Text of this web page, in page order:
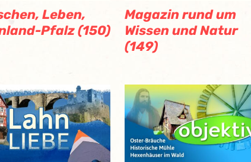
Leben,
Pfalz (150)
Magazin rund um
Wissen und Natur
(149)